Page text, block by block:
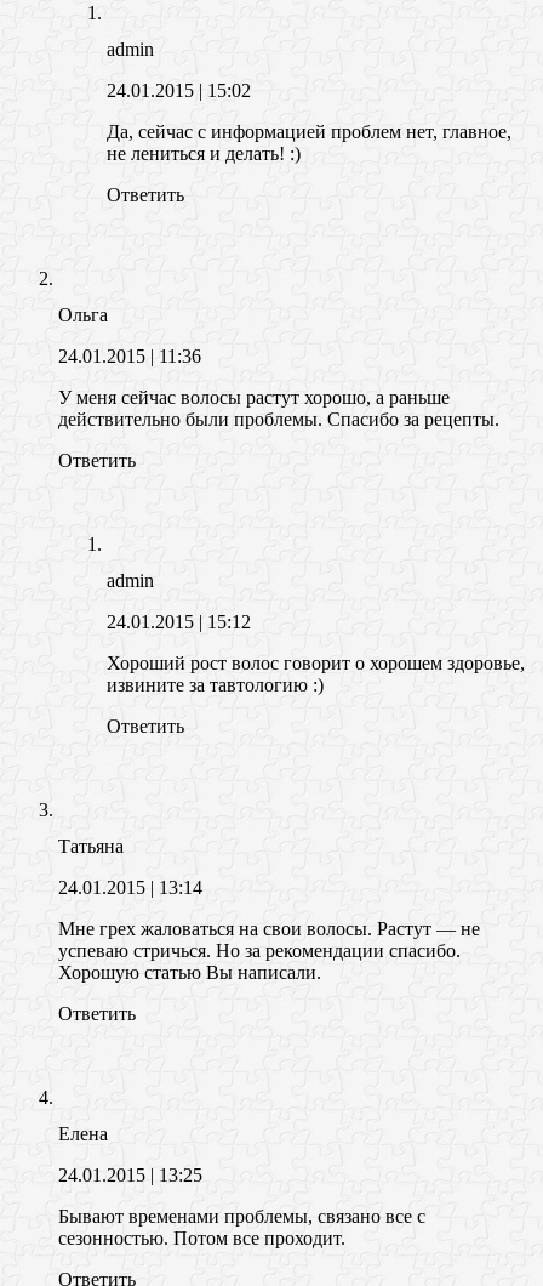
admin
24.01.2015 | 15:02
Да, сейчас с информацией проблем нет, главное,
не лениться и делать! :)
Ответить
Ольга
24.01.2015 | 11:36
У меня сейчас волосы растут хорошо, а раньше
действительно были проблемы. Спасибо за рецепты.
Ответить
admin
24.01.2015 | 15:12
Хороший рост волос говорит о хорошем здоровье,
извините за тавтологию :)
Ответить
Татьяна
24.01.2015 | 13:14
Мне грех жаловаться на свои волосы. Растут — не
успеваю стричься. Но за рекомендации спасибо.
Хорошую статью Вы написали.
Ответить
Елена
24.01.2015 | 13:25
Бывают временами проблемы, связано все с
сезонностью. Потом все проходит.
Ответить